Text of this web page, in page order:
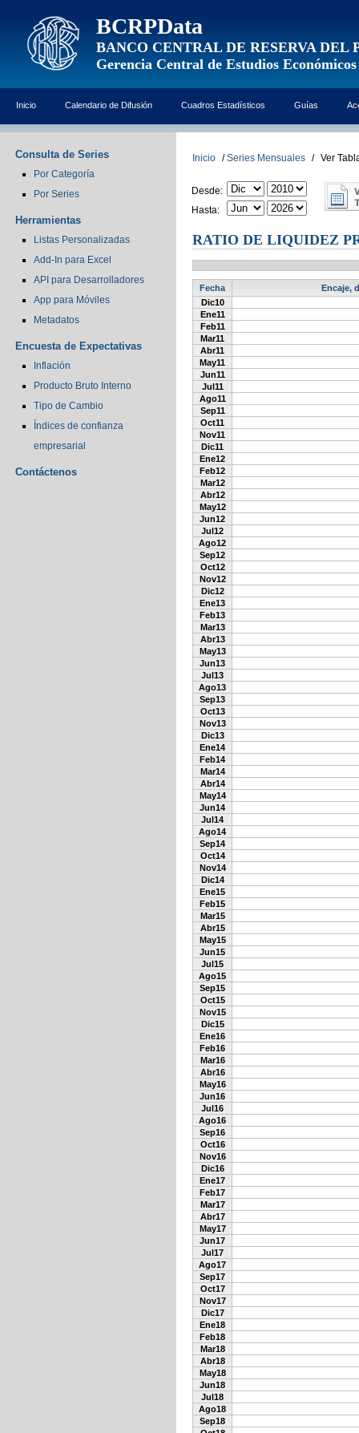
BCRPData
BANCO CENTRAL DE RESERVA DEL
Gerencia Central de Estudios Económicos
Inicio Calendario de Difusión Cuadros Estadísticos Guías
Consulta de Series
Por Categoría
Por Series
Herramientas
Listas Personalizadas
Add-In para Excel
API para Desarrolladores
App para Móviles
Metadatos
Encuesta de Expectativas
Inflación
Producto Bruto Interno
Tipo de Cambio
Índices de confianza
empresarial
Contáctenos
Inicio / Series Mensuales / Ver
Desde:
Hasta:
RATIO DE LIQUIDEZ
Fecha
Encaje,
Dic10
Ene11
Feb11
Mar11
Abr11
May11
Jun11
Jul11
Ago11
Sep11
Oct11
Nov11
Dic11
Ene12
Feb12
Mar12
Abr12
May12
Jun12
Jul12
Ago12
Sep12
Oct12
Nov12
Dic12
Ene13
Feb13
Mar13
Abr13
May13
Jun13
Jul13
Ago13
Sep13
Oct13
Nov13
Dic13
Ene14
Feb14
Mar14
Abr14
May14
Jun14
Jul14
Ago14
Sep14
Oct14
Nov14
Dic14
Ene15
Feb15
Mar15
Abr15
May15
Jun15
Jul15
Ago15
Sep15
Oct15
Nov15
Dic15
Ene16
Feb16
Mar16
Abr16
May16
Jun16
Jul16
Ago16
Sep16
Oct16
Nov16
Dic16
Ene17
Feb17
Mar17
Abr17
May17
Jun17
Jul17
Ago17
Sep17
Oct17
Nov17
Dic17
Ene18
Feb18
Mar18
Abr18
May18
Jun18
Jul18
Ago18
Sep18